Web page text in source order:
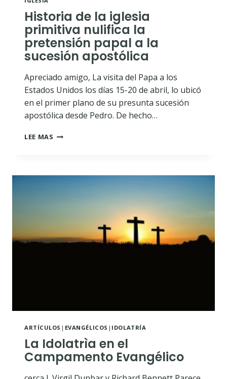
Historia de la iglesia
primitiva nulifica la
pretensión papal a la
sucesión apostólica
Apreciado amigo, La visita del Papa a los
Estados Unidos los días 15-20 de abril, lo ubicó
en el primer plano de su presunta sucesión
apostólica desde Pedro. De hecho…
LEE MAS HISTORIA
PRIMITIVA
LA
ARTÍCULOS | EVANGÉLICOS | IDOLATRÍA
La Idolatrìa en el
Campamento Evangélico